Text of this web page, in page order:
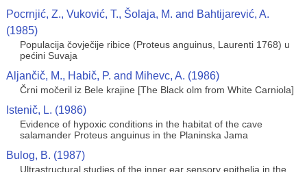
Pocrnjić, Z., Vuković, T., Šolaja, M. and Bahtijarević, A.
(1985)
Populacija čovječije ribice (Proteus anguinus, Laurenti 1768) u
pećini Suvaja
Aljančič, M., Habič, P. and Mihevc, A. (1986)
Črni močeril iz Bele krajine [The Black olm from White Carniola]
Istenič, L. (1986)
Evidence of hypoxic conditions in the habitat of the cave
salamander Proteus anguinus in the Planinska Jama
Bulog, B. (1987)
Ultrastructural studies of the inner ear sensory epithelia in the